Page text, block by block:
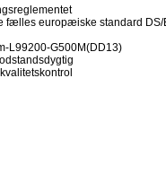
fælles europæiske standard DS/
L99200-G500M(DD13)